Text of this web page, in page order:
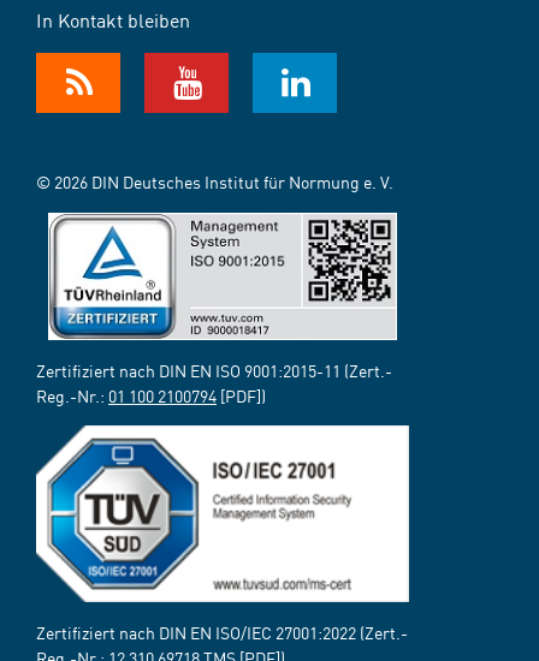
In Kontakt bleiben
© 2026 DIN Deutsches Institut für Normung e. V.
Zertifiziert nach DIN EN ISO 9001:2015-11 (Zert.-
Reg.-Nr.: 01 100 2100794 [PDF])
Zertifiziert nach DIN EN ISO/IEC 27001:2022 (Zert.-